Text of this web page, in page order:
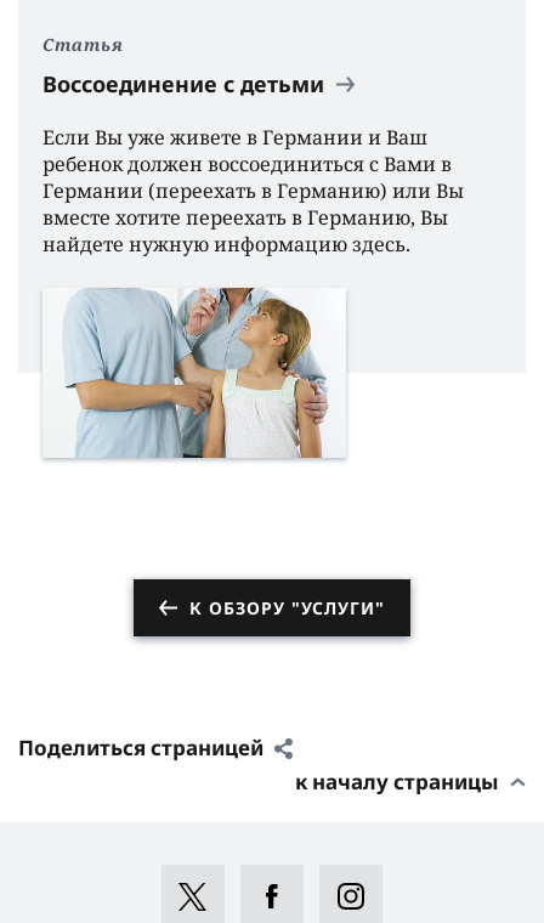
Статья
Воссоединение с детьми
Если Вы уже живете в Германии и Ваш
ребенок должен воссоединиться с Вами в
Германии (переехать в Германию) или Вы
вместе хотите переехать в Германию, Вы
найдете нужную информацию здесь.
К ОБЗОРУ "УСЛУГИ"
Поделиться страницей
к началу страницы